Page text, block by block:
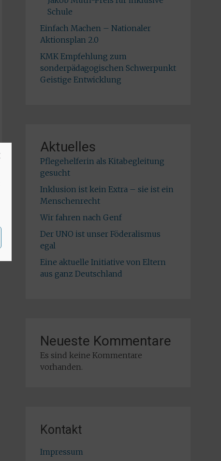
Schule
Einfach Machen – Nationaler
Aktionsplan 2.0
KMK Empfehlung zum
sonderpädagogischen Schwerpunkt
Geistige Entwicklung
Aktuelles
Pflegehelferin als Kitabegleitung
gesucht
Inklusion ist kein Extra – sie ist ein
Menschenrecht
Wir fahren nach Genf
Der UNO ist unser Föderalismus
egal
Eine aktuelle Initiative von Eltern
aus ganz Deutschland
Neueste Kommentare
Es sind keine Kommentare
vorhanden.
Kontakt
Impressum